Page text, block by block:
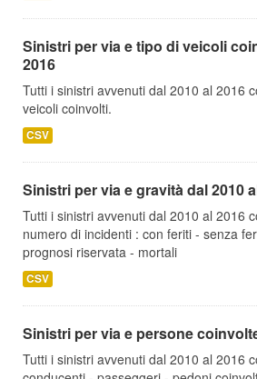
Sinistri per via e tipo di veicoli
2016
Tutti i sinistri avvenuti dal 2010 al 2016
veicoli coinvolti.
CSV
Sinistri per via e gravità dal 2010
Tutti i sinistri avvenuti dal 2010 al 2016
numero di incidenti : con feriti - senza
prognosi riservata - mortali
CSV
Sinistri per via e persone
Tutti i sinistri avvenuti dal 2010 al 2016